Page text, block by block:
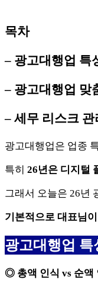
목차
– 광고대행업 특
– 광고대행업 맞
– 세무 리스크
광고대행업은 업종
특히 26년은 디지털
그래서 오늘은 26년
기본적으로 대표님
광고대행업 특
◎ 총액 인식 vs 순액